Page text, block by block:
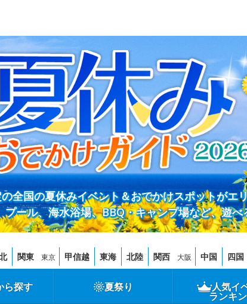
全国の夏休みイベント＆おでかけスポットがエ
ール、海水浴場、BBQ・キャンプ場など、遊
関東 東京 甲信越 東海 北陸 関西 大阪 中国 四国
ら探す 夏祭り 人気イ
ランキ